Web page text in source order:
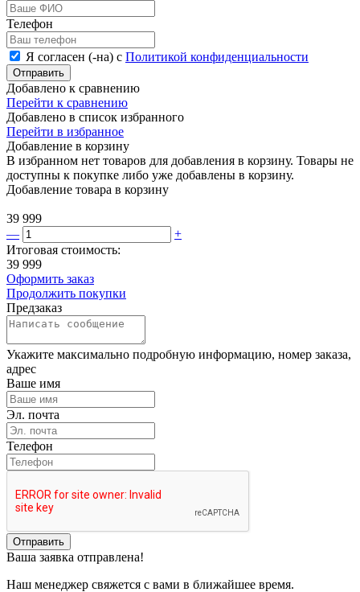
Телефон
Я согласен (-на) с Политикой конфиденциальности
Отправить
Добавлено к сравнению
Перейти к сравнению
Добавлено в список избранного
Перейти в избранное
Добавление в корзину
В избранном нет товаров для добавления в корзину. Товары не
доступны к покупке либо уже добавлены в корзину.
Добавление товара в корзину
39 999
—
+
Итоговая стоимость:
39 999
Оформить заказ
Продолжить покупки
Предзаказ
Укажите максимально подробную информацию, номер заказа,
адрес
Ваше имя
Эл. почта
Телефон
Отправить
Ваша заявка отправлена!
Наш менеджер свяжется с вами в ближайшее время.